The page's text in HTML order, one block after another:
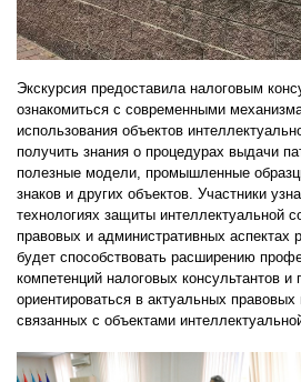
Экскурсия предоставила налоговым
ознакомиться с современными
использования объектов
получить знания о процедурах выдачи
полезные модели, промышленные
знаков и других объектов. Участники
технологиях защиты интеллектуальной
правовых и административных аспектах
будет способствовать расширению
компетенций налоговых консультантов
ориентироваться в актуальных правовых
связанных с объектами